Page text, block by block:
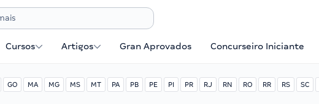
Cursos Artigos Gran Aprovados Concurseiro Iniciante
GO MA MG MS MT PA PB PE PI PR RJ RN RO RR RS SC